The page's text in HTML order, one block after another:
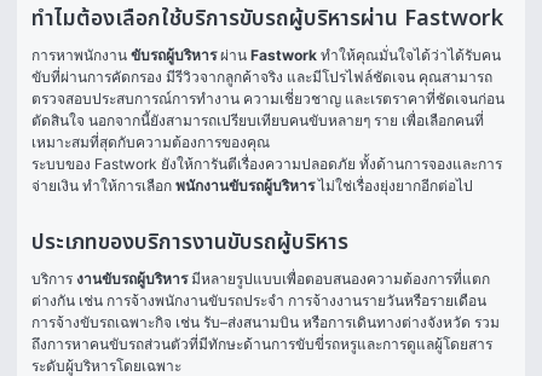
ทำไมต้องเลือกใช้บริการขับรถผู้บริหารผ่าน Fastwork
การหาพนักงาน ขับรถผู้บริหาร ผ่าน Fastwork ทำให้คุณมั่นใจได้ว่าได้รับคน
ขับที่ผ่านการคัดกรอง มีรีวิวจากลูกค้าจริง และมีโปรไฟล์ชัดเจน คุณสามารถ
ตรวจสอบประสบการณ์การทำงาน ความเชี่ยวชาญ และเรตราคาที่ชัดเจนก่อน
ตัดสินใจ นอกจากนี้ยังสามารถเปรียบเทียบคนขับหลายๆ ราย เพื่อเลือกคนที่
เหมาะสมที่สุดกับความต้องการของคุณ
ระบบของ Fastwork ยังให้การันตีเรื่องความปลอดภัย ทั้งด้านการจองและการ
จ่ายเงิน ทำให้การเลือก พนักงานขับรถผู้บริหาร ไม่ใช่เรื่องยุ่งยากอีกต่อไป
ประเภทของบริการงานขับรถผู้บริหาร
บริการ งานขับรถผู้บริหาร มีหลายรูปแบบเพื่อตอบสนองความต้องการที่แตก
ต่างกัน เช่น การจ้างพนักงานขับรถประจำ การจ้างงานรายวันหรือรายเดือน
การจ้างขับรถเฉพาะกิจ เช่น รับ–ส่งสนามบิน หรือการเดินทางต่างจังหวัด รวม
ถึงการหาคนขับรถส่วนตัวที่มีทักษะด้านการขับขี่รถหรูและการดูแลผู้โดยสาร
ระดับผู้บริหารโดยเฉพาะ